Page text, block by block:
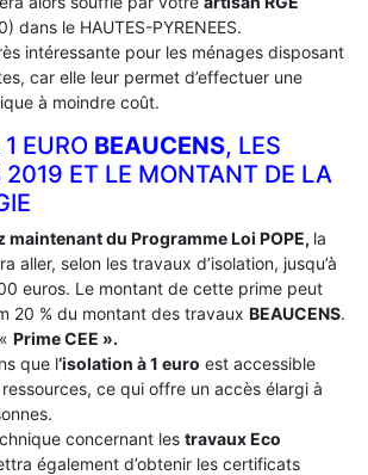
dans le HAUTES-PYRENEES.
intéressante pour les ménages disposant
car elle leur permet d’effectuer une
à moindre coût.
EURO BEAUCENS, LES
ET LE MONTANT DE LA
maintenant du Programme Loi POPE, la
aller, selon les travaux d’isolation, jusqu’à
euros. Le montant de cette prime peut
20 % du montant des travaux BEAUCENS.
Prime CEE ».
que l‘isolation à 1 euro est accessible
ce qui offre un accès élargi à
concernant les travaux Eco
également d’obtenir les certificats